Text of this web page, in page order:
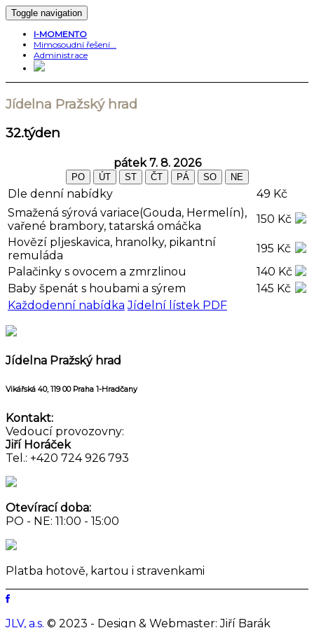
Toggle navigation
I-MOMENTO
Mimosoudní řešení...
Administrace
Jídelna Pražský hrad
32.týden
pátek 7. 8. 2026
PO ÚT ST ČT PÁ SO NE
Dle denní nabídky
49 Kč
Smažená sýrová variace(Gouda, Hermelín),
vařené brambory, tatarská omáčka
150 Kč
Hovězí pljeskavica, hranolky, pikantní
remuláda
195 Kč
Palačinky s ovocem a zmrzlinou
140 Kč
Baby špenát s houbami a sýrem
145 Kč
Každodenní nabídka Jídelní lístek PDF
Jídelna Pražský hrad
Vikářská 40, 119 00 Praha 1-Hradčany
Kontakt:
Vedoucí provozovny:
Jiří Horáček
Tel.: +420 724 926 793
Otevírací doba:
PO - NE: 11:00 - 15:00
Platba hotově, kartou i stravenkami
JLV, a.s. © 2023 - Design & Webmaster: Jiří Barák